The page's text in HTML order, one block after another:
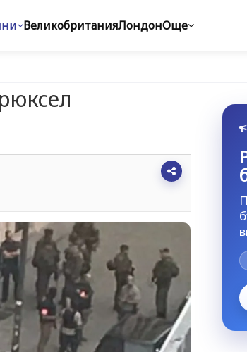
ВеликобританияЛондонОще